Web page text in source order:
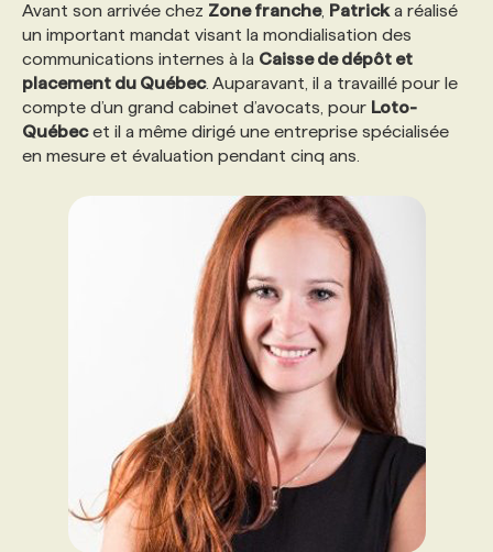
Avant son arrivée chez Zone franche, Patricka réalisé
un important mandat visant la mondialisation des
communications internes à la Caisse de dépôt et
placement du Québec. Auparavant, il a travaillé pour le
compte d’un grand cabinet d’avocats, pour Loto-
Québecet il a même dirigé une entreprise spécialisée
en mesure et évaluation pendant cinq ans.